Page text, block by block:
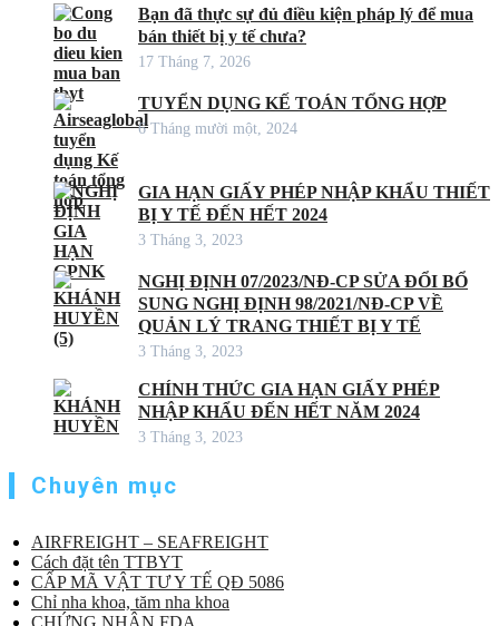
Bạn đã thực sự đủ điều kiện pháp lý để mua
bán thiết bị y tế chưa?
17 Tháng 7, 2026
TUYỂN DỤNG KẾ TOÁN TỔNG HỢP
6 Tháng mười một, 2024
GIA HẠN GIẤY PHÉP NHẬP KHẨU THIẾT
BỊ Y TẾ ĐẾN HẾT 2024
3 Tháng 3, 2023
NGHỊ ĐỊNH 07/2023/NĐ-CP SỬA ĐỔI BỔ
SUNG NGHỊ ĐỊNH 98/2021/NĐ-CP VỀ
QUẢN LÝ TRANG THIẾT BỊ Y TẾ
3 Tháng 3, 2023
CHÍNH THỨC GIA HẠN GIẤY PHÉP
NHẬP KHẨU ĐẾN HẾT NĂM 2024
3 Tháng 3, 2023
Chuyên mục
AIRFREIGHT – SEAFREIGHT
Cách đặt tên TTBYT
CẤP MÃ VẬT TƯ Y TẾ QĐ 5086
Chỉ nha khoa, tăm nha khoa